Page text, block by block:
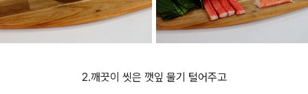
2.깨끗이 씻은 깻잎 물기 털어주고